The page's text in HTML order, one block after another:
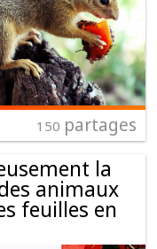
150 partages
la
animaux
feuilles en